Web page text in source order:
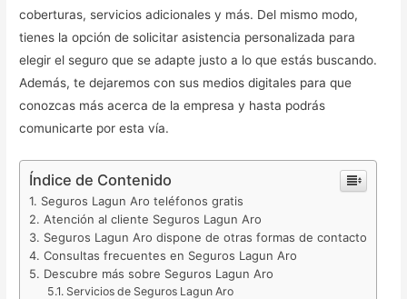
coberturas, servicios adicionales y más. Del mismo modo,
tienes la opción de solicitar asistencia personalizada para
elegir el seguro que se adapte justo a lo que estás buscando.
Además, te dejaremos con sus medios digitales para que
conozcas más acerca de la empresa y hasta podrás
comunicarte por esta vía.
Índice de Contenido
Seguros Lagun Aro teléfonos gratis
Atención al cliente Seguros Lagun Aro
Seguros Lagun Aro dispone de otras formas de contacto
Consultas frecuentes en Seguros Lagun Aro
Descubre más sobre Seguros Lagun Aro
Servicios de Seguros Lagun Aro